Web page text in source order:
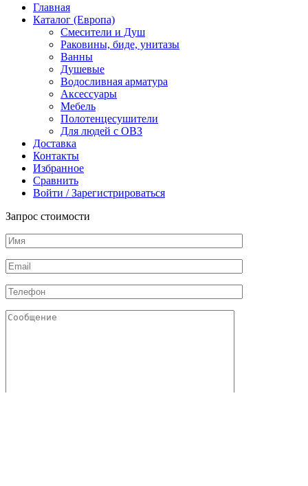
хром
(без
покрытия)
Главная
Каталог (Европа)
Смесители и Душ
Раковины, биде, унитазы
Ванны
Душевые
Водосливная арматура
Аксессуары
Мебель
Полотенцесушители
Для людей с ОВЗ
Доставка
Контакты
Избранное
Сравнить
Войти / Зарегистрироваться
Запрос стоимости